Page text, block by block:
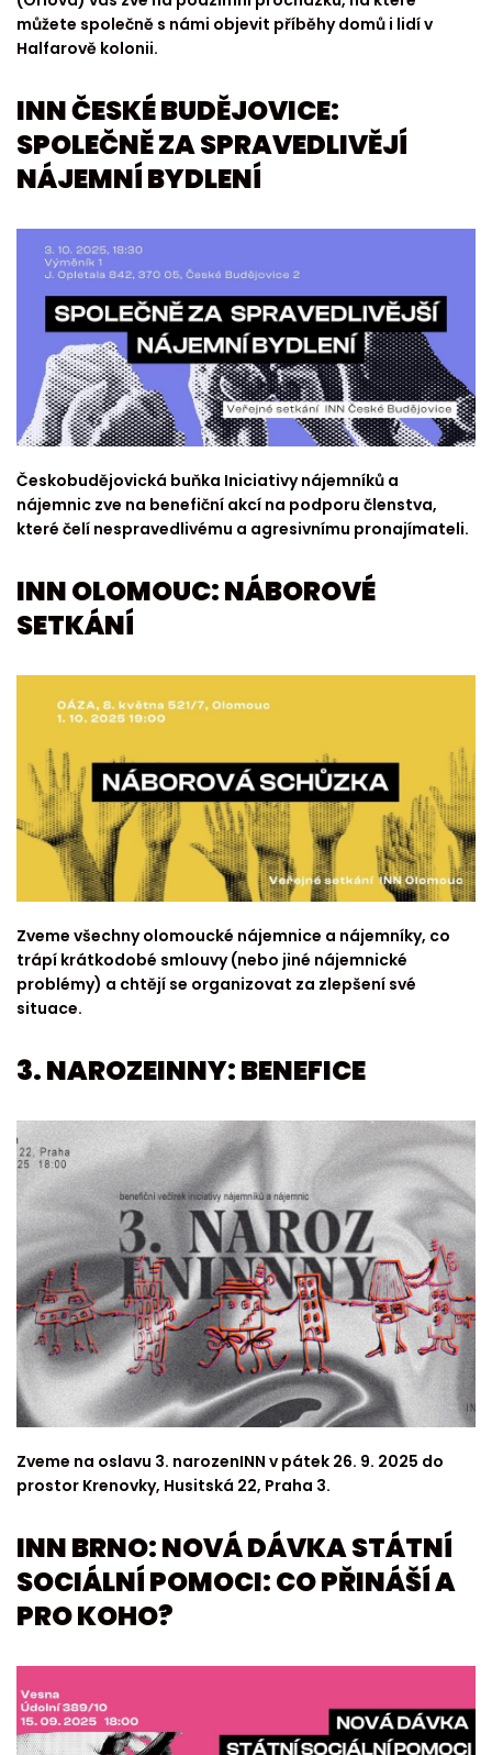
můžete společně s námi objevit příběhy domů i lidí v
Halfarově kolonii.
INN ČESKÉ BUDĚJOVICE:
SPOLEČNĚ ZA SPRAVEDLIVĚJÍ
NÁJEMNÍ BYDLENÍ
Českobudějovická buňka Iniciativy nájemníků a
nájemnic zve na benefiční akcí na podporu členstva,
které čelí nespravedlivému a agresivnímu pronajímateli.
INN OLOMOUC: NÁBOROVÉ
SETKÁNÍ
Zveme všechny olomoucké nájemnice a nájemníky, co
trápí krátkodobé smlouvy (nebo jiné nájemnické
problémy) a chtějí se organizovat za zlepšení své
situace.
3. NAROZEINNY: BENEFICE
Zveme na oslavu 3. narozenINN v pátek 26. 9. 2025 do
prostor Krenovky, Husitská 22, Praha 3.
INN BRNO: NOVÁ DÁVKA STÁTNÍ
SOCIÁLNÍ POMOCI: CO PŘINÁŠÍ A
PRO KOHO?